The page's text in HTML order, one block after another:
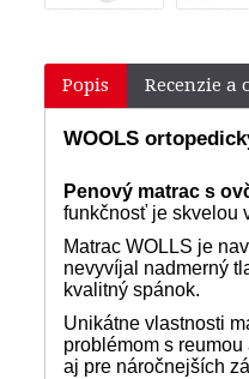
Popis Recenzie a
WOOLS
Penový matrac s
funkčnosť je skvelou
Matrac WOLLS je
nevyvíjal nadmerný
kvalitný spánok.
Unikátne vlastnosti
problémom s
aj pre náročnejších